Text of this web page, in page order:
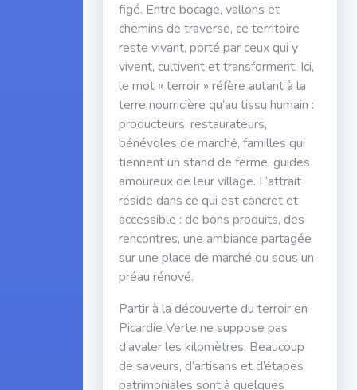
figé. Entre bocage, vallons et
chemins de traverse, ce territoire
reste vivant, porté par ceux qui y
vivent, cultivent et transforment. Ici,
le mot « terroir » réfère autant à la
terre nourricière qu’au tissu humain :
producteurs, restaurateurs,
bénévoles de marché, familles qui
tiennent un stand de ferme, guides
amoureux de leur village. L’attrait
réside dans ce qui est concret et
accessible : de bons produits, des
rencontres, une ambiance partagée
sur une place de marché ou sous un
préau rénové.
Partir à la découverte du terroir en
Picardie Verte ne suppose pas
d’avaler les kilomètres. Beaucoup
de saveurs, d’artisans et d’étapes
patrimoniales sont à quelques